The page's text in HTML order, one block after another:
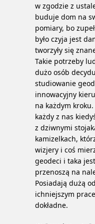
w zgodzie z
buduje dom na
pomiary, bo
było czyja jest
tworzyły się
Takie potrzeby
dużo osób
studiowanie
innowacyjny
na każdym
każdy z nas
z dziwnymi
kamizelkach,
wizjery i coś
geodeci i taka
przenoszą na
Posiadają dużą
ichniejszym
dokładne.